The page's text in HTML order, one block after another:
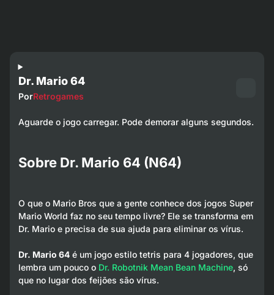
Dr. Mario 64
PorRetrogames
Aguarde o jogo carregar. Pode demorar alguns segundos.
Sobre Dr. Mario 64 (N64)
O que o Mario Bros que a gente conhece dos jogos Super
Mario World faz no seu tempo livre? Ele se transforma em
Dr. Mario e precisa de sua ajuda para eliminar os vírus.
Dr. Mario 64é um jogo estilo tetris para 4 jogadores, que
lembra um pouco o Dr. Robotnik Mean Bean Machine, só
que no lugar dos feijões são vírus.